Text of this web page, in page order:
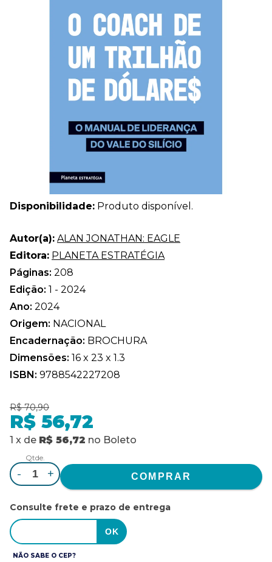
Disponibilidade: Produto disponível.
Autor(a): ALAN JONATHAN: EAGLE
Editora: PLANETA ESTRATÉGIA
Páginas: 208
Edição: 1 - 2024
Ano: 2024
Origem: NACIONAL
Encadernação: BROCHURA
Dimensões: 16 x 23 x 1.3
ISBN: 9788542227208
R$ 70,90
R$ 56,72
1 x de R$ 56,72 no Boleto
Qtde.
- +
Consulte frete e prazo de entrega
NÃO SABE O CEP?